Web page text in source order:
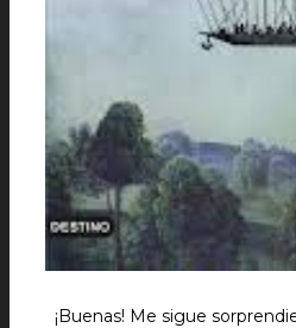
¡Buenas! Me sigue